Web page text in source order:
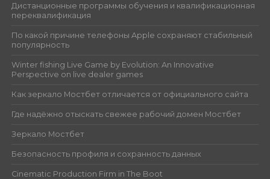
Дистанционные программы обучения и квалификационная
переквалификация
По какой причине телефоны Apple сохраняют стабильный
популярность
Winter fishing Live Game by Evolution: An Innovative
Perspective on live dealer games
Как зеркало Мостбет отличается от официального сайта
Где надёжно отыскать свежее рабочий домен Мостбет
Зеркало Мостбет
Безопасность профиля и сохранность данных
Cinematic Production Firm in The Boot